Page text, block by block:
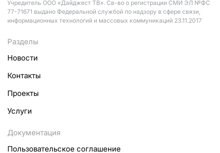
Учредитель ООО «Дайджест ТВ». Св-во о регистрации СМИ ЭЛ №ФС
77-71671 выдано Федеральной службой по надзору в сфере связи,
информационных технологий и массовых коммуникаций 23.11.2017
Разделы
Новости
Контакты
Проекты
Услуги
Документация
Пользовательское соглашение